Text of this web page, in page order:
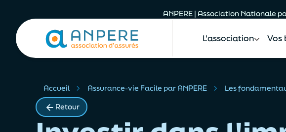
ANPERE | Association Nationale
L'association Vos
Accueil Assurance-vie Facile par ANPERE Les
Retour